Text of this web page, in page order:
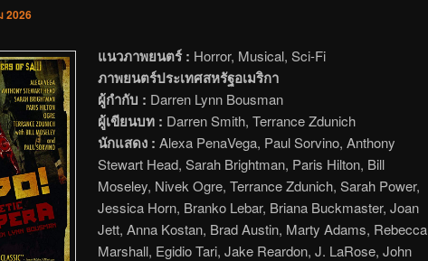
2026
แนวภาพยนตร์ : Horror, Musical, Sci-Fi
ภาพยนตร์ประเทศสหรัฐอเมริกา
ผู้กำกับ : Darren Lynn Bousman
ผู้เขียนบท : Darren Smith, Terrance Zdunich
นักแสดง : Alexa PenaVega, Paul Sorvino, Anthony
Stewart Head, Sarah Brightman, Paris Hilton, Bill
Moseley, Nivek Ogre, Terrance Zdunich, Sarah Power,
Jessica Horn, Branko Lebar, Briana Buckmaster, Joan
Jett, Anna Kostan, Brad Austin, Marty Adams, Rebecca
Marshall, Egidio Tari, Jake Reardon, J. LaRose, John